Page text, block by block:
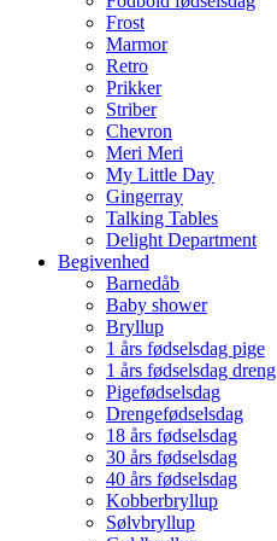
Frost
Marmor
Retro
Prikker
Striber
Chevron
Meri Meri
My Little Day
Gingerray
Talking Tables
Delight Department
Begivenhed
Barnedåb
Baby shower
Bryllup
1 års fødselsdag pige
1 års fødselsdag dreng
Pigefødselsdag
Drengefødselsdag
18 års fødselsdag
30 års fødselsdag
40 års fødselsdag
Kobberbryllup
Sølvbryllup